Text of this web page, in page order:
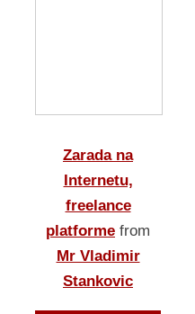
Zarada na
Internetu,
freelance
platforme from
Mr Vladimir
Stankovic